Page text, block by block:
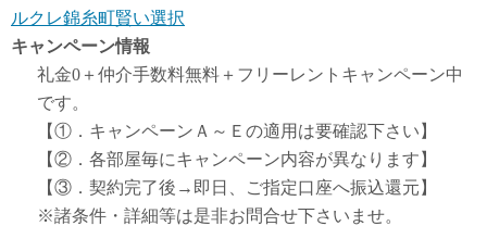
ルクレ錦糸町賢い選択
キャンペーン情報
礼金0 ＋仲介手数料無料 ＋ フリーレント キャンペーン中
です。
【①．キャンペーンＡ～Ｅの適用は要確認下さい】
【②．各部屋毎にキャンペーン内容が異なります】
【③．契約完了後→即日、ご指定口座へ振込還元】
※諸条件・詳細等は是非お問合せ下さいませ。